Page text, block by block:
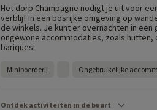
Het dorp Champagne nodigt je uit voor
verblijf in een bosrijke omgeving op
de winkels. Je kunt er overnachten in
ongewone accommodaties, zoals hutten,
bariques!
Miniboerderij Ongebruikelijke
Ontdek activiteiten in de buurt